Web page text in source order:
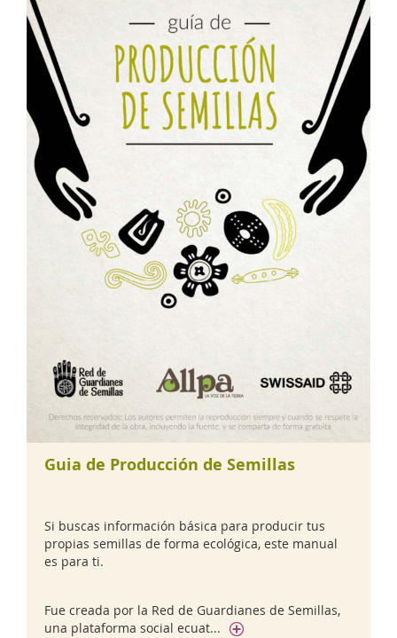
Guia de Producción de Semillas
Si buscas información básica para producir tus
propias semillas de forma ecológica, este manual
es para ti.
Fue creada por la Red de Guardianes de Semillas,
una plataforma social ecuat...